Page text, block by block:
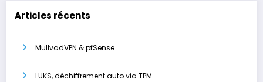
Articles récents
MullvadVPN & pfSense
LUKS, déchiffrement auto via TPM